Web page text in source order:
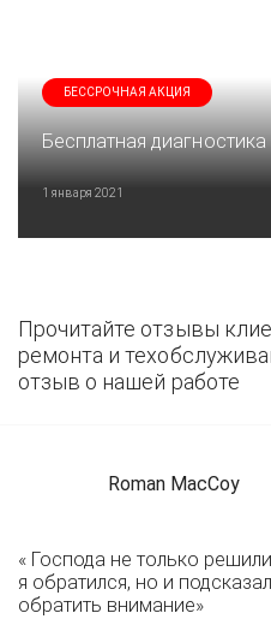
БЕССРОЧНАЯ АКЦИЯ
Бесплатная
1 января 2021
Прочитайте отзывы
ремонта и
отзыв о нашей работе
Roman MacCoy
« Господа не только
я обратился, но и
обратить внимание»